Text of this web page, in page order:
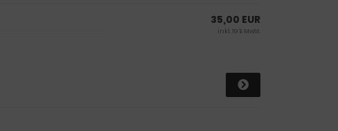
35,00 EUR
inkl. 19 % MwSt.